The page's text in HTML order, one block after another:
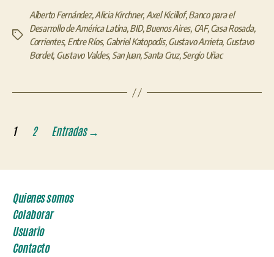
Etiquetas
Alberto Fernández,Alicia Kirchner, Axel Kicillof,Banco para el
Desarrollo de América Latina,BID,Buenos Aires, CAF,Casa Rosada,
Corrientes, Entre Ríos, Gabriel Katopodis,Gustavo Arrieta, Gustavo
Bordet, Gustavo Valdes, San Juan,Santa Cruz,Sergio Uñac
Paginación
de
entradas
1 2 Entradas→
Quienes somos
Colaborar
Usuario
Contacto